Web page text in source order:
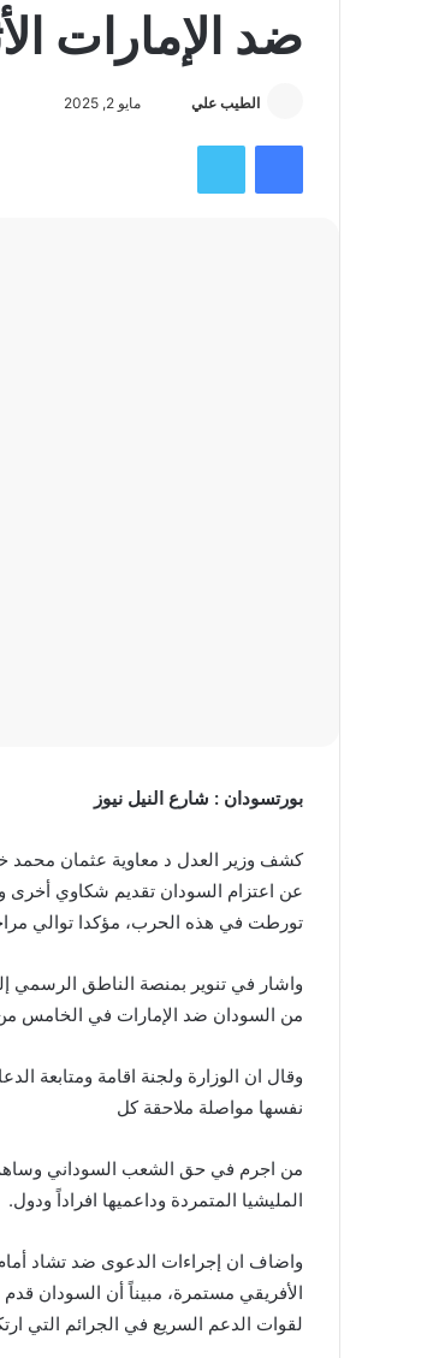
ضد الإمارات
الطيب علي مايو 2, 2025
فيسبوك تويتر
بورتسودان : شارع النيل نيوز
كشف وزير العدل د معاوية عثمان محمد
عن اعتزام السودان تقديم شكاوي أخرى
تورطت في هذه الحرب، مؤكدا توالي
واشار في تنوير بمنصة الناطق الرسمي
من السودان ضد الإمارات في الخامس من
وقال ان الوزارة ولجنة اقامة ومتابعة
نفسها مواصلة ملاحقة كل
من اجرم في حق الشعب السوداني
المليشيا المتمردة وداعميها افراداً ودول.
واضاف ان إجراءات الدعوى ضد تشاد أمام
الأفريقي مستمرة، مبيناً أن السودان
لقوات الدعم السريع في الجرائم التي